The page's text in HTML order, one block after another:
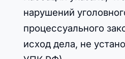
нарушений
процессуального
исход дела, не